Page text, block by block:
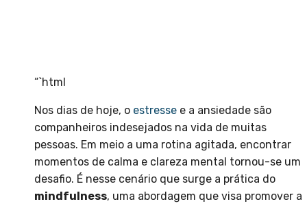
“`html
Nos dias de hoje, o estresse e a ansiedade são
companheiros indesejados na vida de muitas
pessoas. Em meio a uma rotina agitada, encontrar
momentos de calma e clareza mental tornou-se um
desafio. É nesse cenário que surge a prática do
mindfulness, uma abordagem que visa promover a